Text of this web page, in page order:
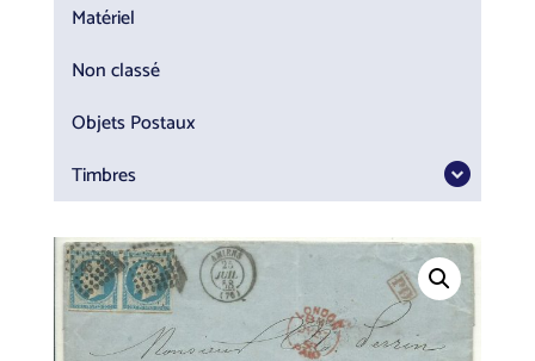
Matériel
Non classé
Objets Postaux
Timbres